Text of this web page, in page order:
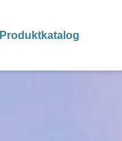
Produktkatalog